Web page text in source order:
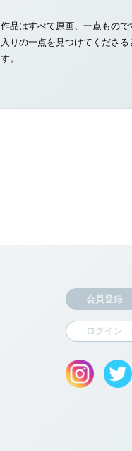
作品はすべて原画、一点もので
入りの一点を見つけてくださ
す。
会員登録
ログイン